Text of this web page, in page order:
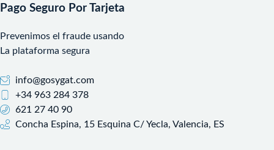
Pago Seguro Por Tarjeta
Prevenimos el fraude usando
La plataforma segura
info@gosygat.com
+34 963 284 378
621 27 40 90
Concha Espina, 15 Esquina C/ Yecla, Valencia, ES